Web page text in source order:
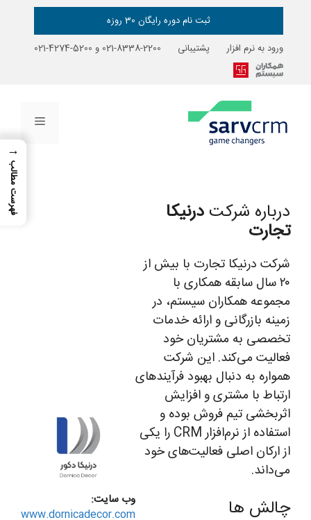
ثبت نام دوره رایگان 30 روزه
ورود به نرم افزار
پشتیبانی 2200-8338-021 و 5200-4274-021
فهرست
درباره شرکتدرنیکا
تجارت
شرکت درنیکا تجارت با بیش از
۲۰ سال سابقه همکاری با
مجموعه همکاران سیستم، در
زمینه بازرگانی و ارائه خدمات
تخصصی به مشتریان خود
فعالیت می‌کند. این شرکت
همواره به دنبال بهبود فرآیندهای
ارتباط با مشتری و افزایش
اثربخشی تیم فروش بوده و
استفاده از نرم‌افزار CRM را یکی
از ارکان اصلی فعالیت‌های خود
می‌داند.
چالش ها
وب سایت:
www.dornicadecor.com
→
فهرست مطالب